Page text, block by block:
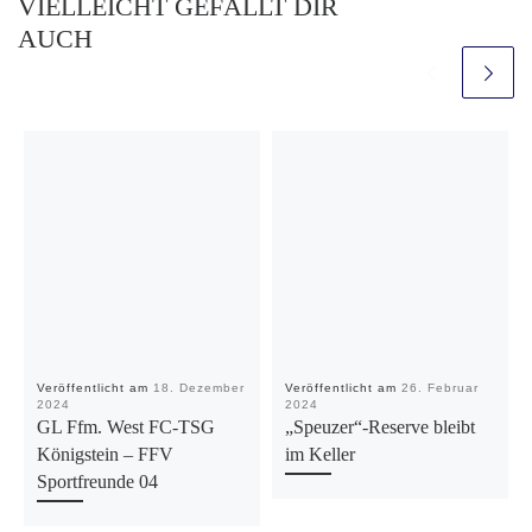
VIELLEICHT GEFÄLLT DIR
AUCH
Veröffentlicht am 18. Dezember
2024
GL Ffm. West FC-TSG
Königstein – FFV
Sportfreunde 04
Veröffentlicht am26. Februar
2024
„Speuzer“-Reserve bleibt
im Keller